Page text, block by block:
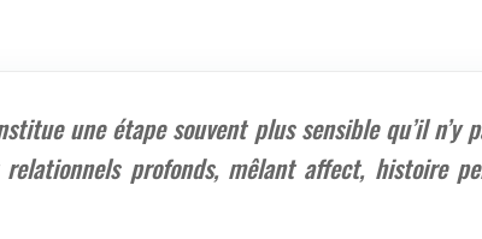
une étape souvent plus sensible qu’il
profonds, mêlant affect, histoire